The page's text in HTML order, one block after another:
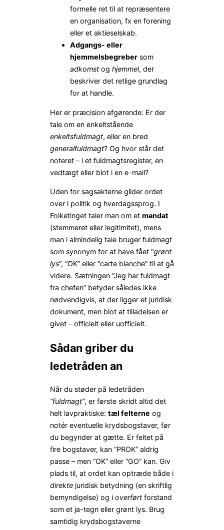
formelle ret til at repræsentere
en organisation, fx en forening
eller et aktieselskab.
Adgangs- eller
hjemmelsbegreber som
adkomst og hjemmel, der
beskriver det retlige grundlag
for at handle.
Her er præcision afgørende: Er der
tale om en enkeltstående
enkeltsfuldmagt, eller en bred
generalfuldmagt? Og hvor står det
noteret – i et fuldmagtsregister, en
vedtægt eller blot i en e-mail?
Uden for sagsakterne glider ordet
over i politik og hverdagssprog. I
Folketinget taler man om et mandat
(stemmeret eller legitimitet), mens
man i almindelig tale bruger fuldmagt
som synonym for at have fået “grønt
lys”, “OK” eller “carte blanche” til at gå
videre. Sætningen “Jeg har fuldmagt
fra chefen” betyder således ikke
nødvendigvis, at der ligger et juridisk
dokument, men blot at tilladelsen er
givet – officielt eller uofficielt.
Sådan griber du
ledetråden an
Når du støder på ledetråden
“fuldmagt”, er første skridt altid det
helt lavpraktiske: tæl felterne og
notér eventuelle krydsbogstaver, før
du begynder at gætte. Er feltet på
fire bogstaver, kan “PROK” aldrig
passe – men “OK” eller “GO” kan. Giv
plads til, at ordet kan optræde både i
direkte juridisk betydning (en skriftlig
bemyndigelse) og i overført forstand
som et ja-tegn eller grønt lys. Brug
samtidig krydsbogstaverne